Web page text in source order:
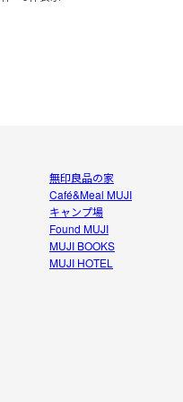
無印良品の家
Café&Meal MUJI
キャンプ場
Found MUJI
MUJI BOOKS
MUJI HOTEL